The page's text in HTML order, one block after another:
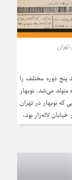
پنج دوره مختلف را
می‌شد. نوبهار
که نوبهار در تهران
لاله‌زار بود،